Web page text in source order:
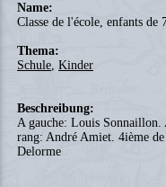
Name:
Classe de l'école, enfants de
Thema:
Schule, Kinder
Beschreibung:
A gauche: Louis
rang: André Amiet. 4ième
Delorme